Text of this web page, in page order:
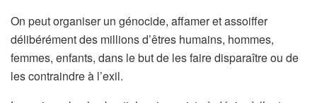
On peut organiser un génocide, affamer et assoiffer
délibérément des millions d’êtres humains, hommes,
femmes, enfants, dans le but de les faire disparaître ou de
les contraindre à l’exil.